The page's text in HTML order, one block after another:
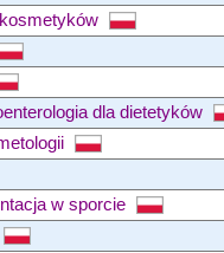
dla dietetyków
w sporcie